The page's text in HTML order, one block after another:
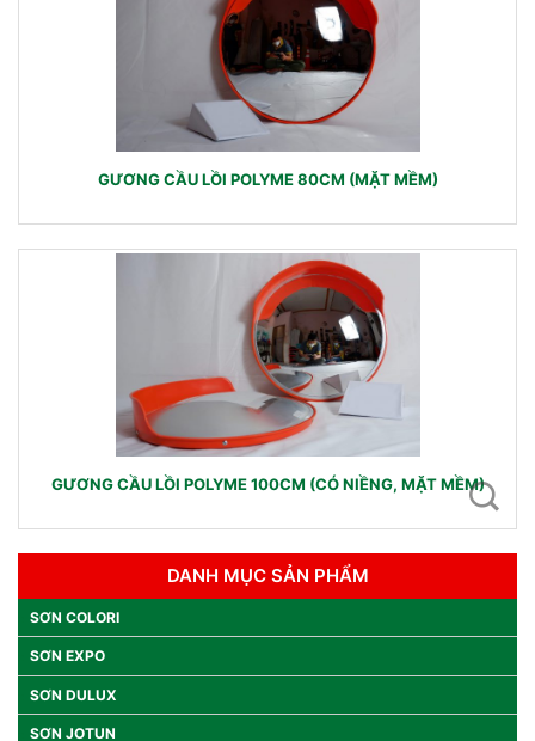
GƯƠNG CẦU LỒI POLYME 80CM (MẶT MỀM)
GƯƠNG CẦU LỒI POLYME 100CM (CÓ NIỀNG, MẶT MỀM)
DANH MỤC SẢN PHẨM
SƠN COLORI
SƠN EXPO
SƠN DULUX
SƠN JOTUN